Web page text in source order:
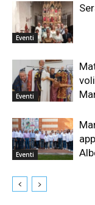
Eventi
Eventi
Eventi